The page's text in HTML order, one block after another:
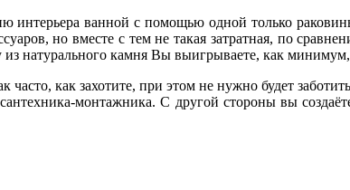
интерьера ванной с помощью одной только
но вместе с тем не такая затратная, по
из натурального камня Вы выигрываете, как
как захотите, при этом не нужно будет
монтажника. С другой стороны вы